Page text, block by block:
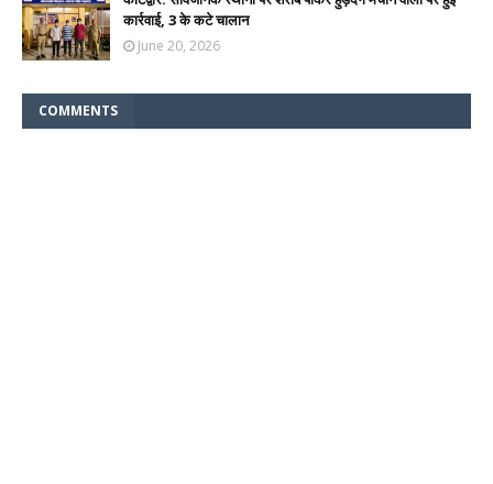
कार्रवाई, 3 के कटे चालान
June 20, 2026
COMMENTS